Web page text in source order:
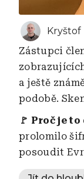
Kryštof
Zástupci
a ještě
podobě.
🚩 Proč je
prolomilo
posoudit